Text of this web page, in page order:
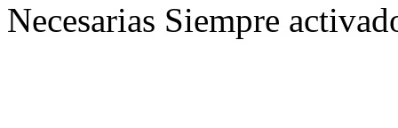
Necesarias Siempre